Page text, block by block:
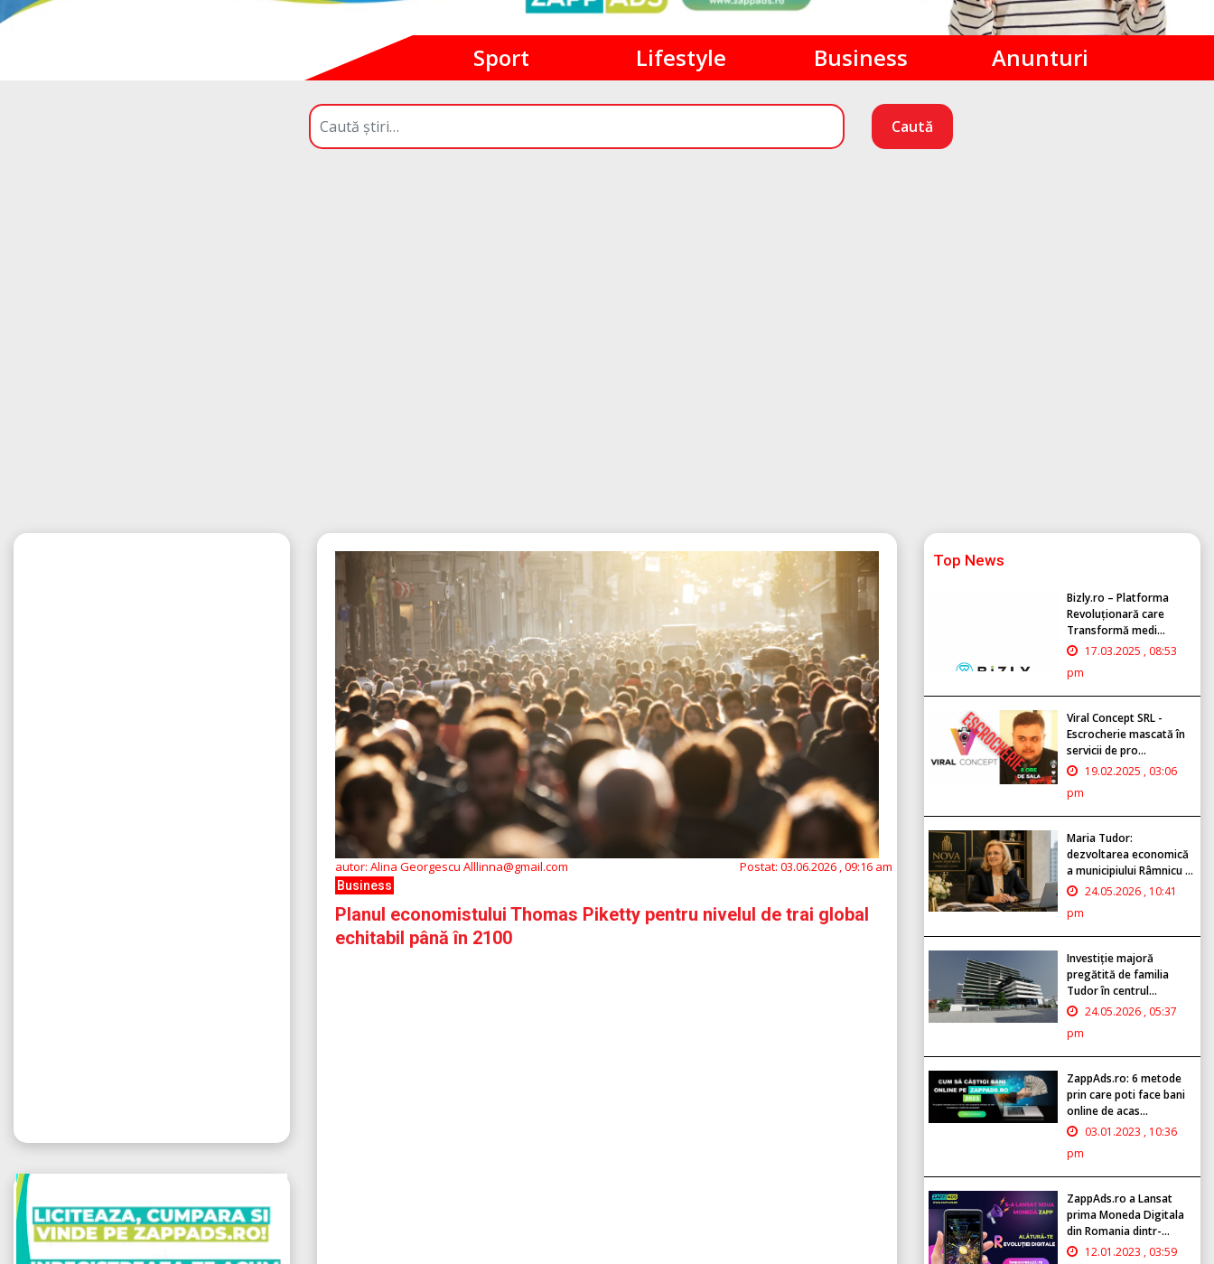
Sport Lifestyle Business Anunturi
Caută
autor: Alina Georgescu Alllinna@gmail.com Postat: 03.06.2026 , 09:16 am
Business
Planul economistului Thomas Piketty pentru nivelul de trai global
echitabil până în 2100
Top News
Bizly.ro – Platforma
Revoluționară care
Transformă medi...
17.03.2025 , 08:53
pm
Viral Concept SRL -
Escrocherie mascată în
servicii de pro...
19.02.2025 , 03:06
pm
Maria Tudor:
dezvoltarea economică
a municipiului Râmnicu ...
24.05.2026 , 10:41
pm
Investiție majoră
pregătită de familia
Tudor în centrul...
24.05.2026 , 05:37
pm
ZappAds.ro: 6 metode
prin care poti face bani
online de acas...
03.01.2023 , 10:36
pm
ZappAds.ro a Lansat
prima Moneda Digitala
din Romania dintr-...
12.01.2023 , 03:59